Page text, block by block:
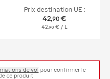
Prix destination UE :
42,90 €
42,90 € / L
de vol pour confirmer le
ce produit